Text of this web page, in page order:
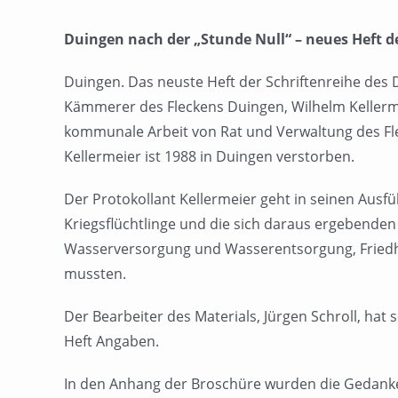
Duingen nach der „Stunde Null“ – neues Heft
Duingen. Das neuste Heft der Schriftenreihe
Kämmerer des Fleckens Duingen, Wilhelm
kommunale Arbeit von Rat und Verwaltung des
Kellermeier ist 1988 in Duingen verstorben.
Der Protokollant Kellermeier geht in seinen
Kriegsflüchtlinge und die sich daraus
Wasserversorgung und Wasserentsorgung,
mussten.
Der Bearbeiter des Materials, Jürgen Schroll, hat
Heft Angaben.
In den Anhang der Broschüre wurden die